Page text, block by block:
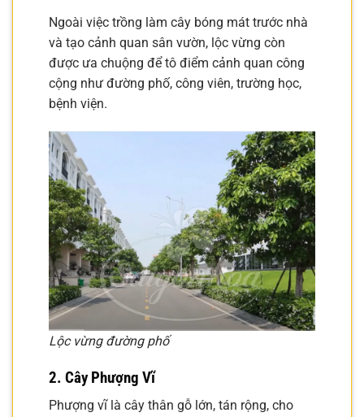
Ngoài việc trồng làm cây bóng mát trước nhà
và tạo cảnh quan sân vườn, lộc vừng còn
được ưa chuộng để tô điểm cảnh quan công
cộng như đường phố, công viên, trường học,
bệnh viện.
Lộc vừng đường phố
2. Cây Phượng Vĩ
Phượng vĩ là cây thân gỗ lớn, tán rộng, cho